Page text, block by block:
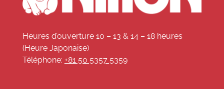
Heures d’ouverture 10 – 13 & 14 – 18 heures
(Heure Japonaise)
Téléphone: +81 50 5357 5359